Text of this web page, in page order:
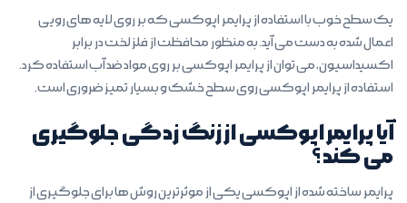
یک سطح خوب با استفاده از پرایمر اپوکسی که بر روی لایه های رویی
اعمال شده به دست می آید. به منظور محافظت از فلز لخت در برابر
اکسیداسیون، می توان از پرایمر اپوکسی بر روی مواد ضد آب استفاده کرد.
استفاده از پرایمر اپوکسی روی سطح خشک و بسیار تمیز ضروری است.
آیا پرایمر اپوکسی از زنگ زدگی جلوگیری
می کند؟
پرایمر ساخته شده از اپوکسی یکی از موثرترین روش ها برای جلوگیری از